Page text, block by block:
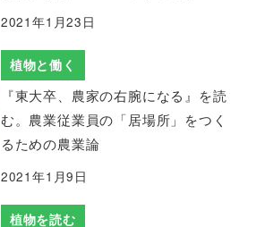
2021年1月23日
植物と働く
『東大卒、農家の右腕になる』を読
む。農業従業員の「居場所」をつく
るための農業論
2021年1月9日
植物を読む